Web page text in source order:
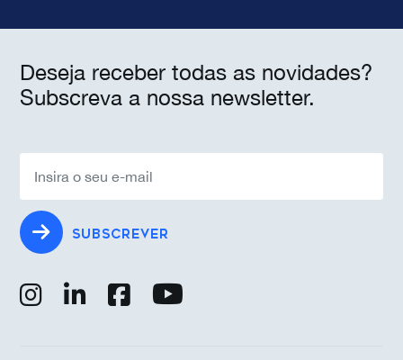
Deseja receber todas as novidades?
Subscreva a nossa newsletter.
SUBSCREVER